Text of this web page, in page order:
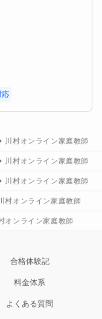
川村オンライン家庭教師
川村オンライン家庭教師